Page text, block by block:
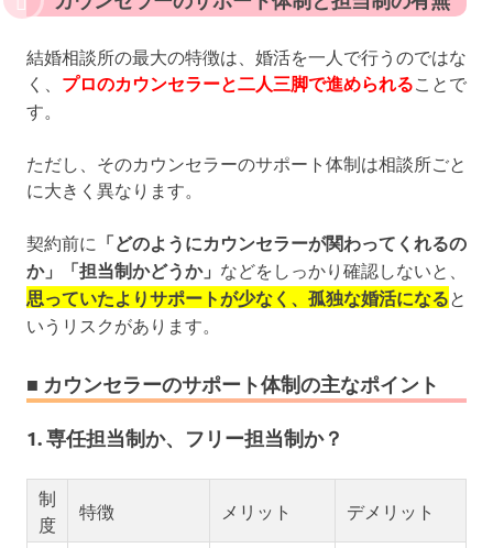
結婚相談所の最大の特徴は、婚活を一人で行うのではな
く、 プロのカウンセラーと二人三脚で進められる ことで
す。
ただし、そのカウンセラーのサポート体制は相談所ごと
に大きく異なります。
契約前に 「どのようにカウンセラーが関わってくれるの
か」「担当制かどうか」 などをしっかり確認しないと、
思っていたよりサポートが少なく、孤独な婚活になる と
いうリスクがあります。
■ カウンセラーのサポート体制の主なポイント
1. 専任担当制か、フリー担当制か？
制
度
特徴 メリット デメリット